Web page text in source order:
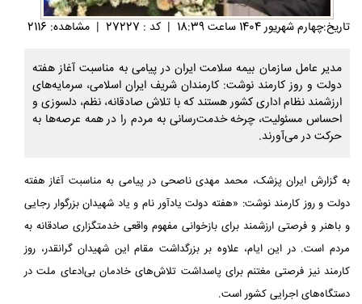
تاريخ:چهارم شهريور 1404 ساعت 18:39 | کد : 27227 | مشاهده: 2116
مدیر عامل سازمان بیمه سلامت ایران در پیامی به مناسبت آغاز هفته
دولت و روز کارمند نوشت: کارمندان شریف ایران اسلامی، سرمایه‌های
ارزشمند نظام اداری کشور هستند که با تلاش صادقانه، نظم، دلسوزی و
احساس مسئولیت، چرخه خدمت‌رسانی به مردم را در همه عرصه‌ها به
حرکت در می‌آورند.
به گزارش ایران پزشک، محمد مهدی ناصحی در پیامی به مناسبت آغاز هفته
دولت و روز کارمند نوشت: «هفته دولت یادآور نام و یاد شهیدان بزرگوار رجایی
و باهنر و فرصتی ارزشمند برای بازخوانی مفهوم واقعی خدمتگزاری صادقانه به
مردم است. در این ایام، علاوه بر بزرگداشت مقام این شهیدان گرانقدر، روز
کارمند نیز فرصتی مغتنم برای پاسداشت تلاش‌های خادمان بی‌ادعای ملت در
دستگاه‌های اجرایی کشور است.